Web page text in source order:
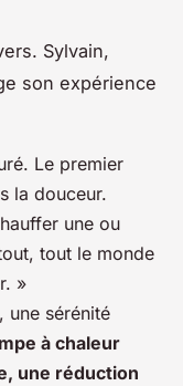
Sylvain,
son expérience
Le premier
la douceur.
une ou
tout le monde
»
une sérénité
à chaleur
une réduction